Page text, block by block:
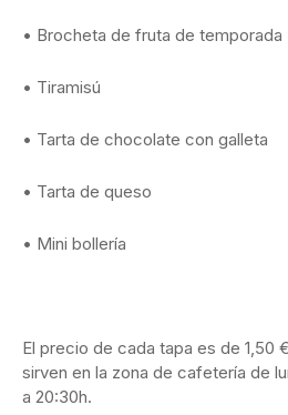
• Brocheta de fruta de temporada
• Tiramisú
• Tarta de chocolate con galleta
• Tarta de queso
• Mini bollería
El precio de cada tapa es de 1,50
sirven en la zona de cafetería de
a 20:30h.